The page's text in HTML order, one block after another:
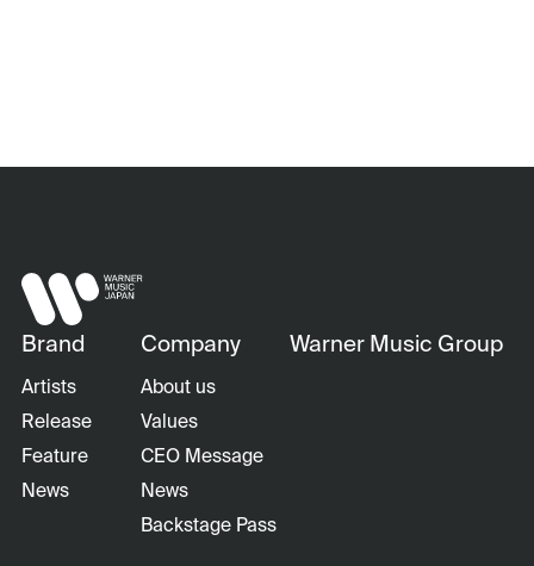
Brand
Artists
Release
Feature
News
Company
About us
Values
CEO Message
News
Backstage Pass
Warner Music Group